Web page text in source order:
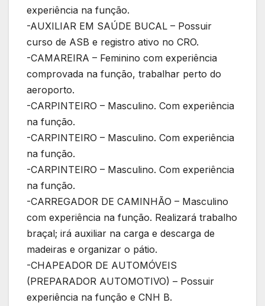
experiência na função.
-AUXILIAR EM SAÚDE BUCAL – Possuir
curso de ASB e registro ativo no CRO.
-CAMAREIRA – Feminino com experiência
comprovada na função, trabalhar perto do
aeroporto.
-CARPINTEIRO – Masculino. Com experiência
na função.
-CARPINTEIRO – Masculino. Com experiência
na função.
-CARPINTEIRO – Masculino. Com experiência
na função.
-CARREGADOR DE CAMINHÃO – Masculino
com experiência na função. Realizará trabalho
braçal; irá auxiliar na carga e descarga de
madeiras e organizar o pátio.
-CHAPEADOR DE AUTOMÓVEIS
(PREPARADOR AUTOMOTIVO) – Possuir
experiência na função e CNH B.